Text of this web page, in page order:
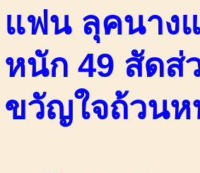
แฟน ลุคนาง
หนัก 49 สัดส่
ขวัญใจถ้วนห